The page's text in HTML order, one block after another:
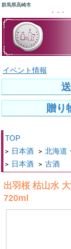
群馬県高崎市
---
イベント情報
贈り
TOP
> 日本酒 > 北海道
> 日本酒 > 古酒
出羽桜 枯山水
720ml